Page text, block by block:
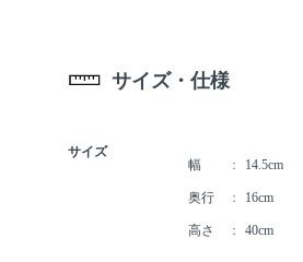
サイズ・仕様
サイズ
幅
14.5cm
奥行 16cm
高さ 40cm